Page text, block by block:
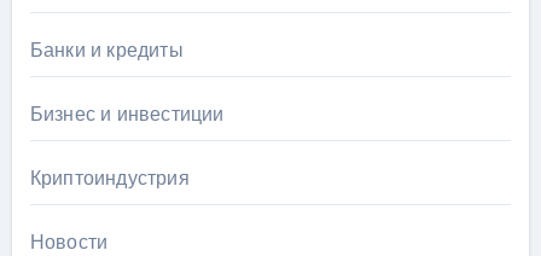
Банки и кредиты
Бизнес и инвестиции
Криптоиндустрия
Новости